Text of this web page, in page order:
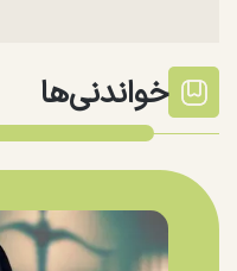
خواندنی‌ها